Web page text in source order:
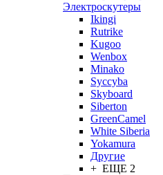
Электроскутеры
Ikingi
Rutrike
Kugoo
Wenbox
Minako
Syccyba
Skyboard
Siberton
GreenCamel
White Siberia
Yokamura
Другие
+ ЕЩЕ 2